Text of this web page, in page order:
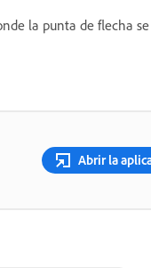
la punta de flecha
Abrir la